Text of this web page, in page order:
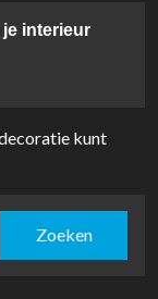
interieur
kunt